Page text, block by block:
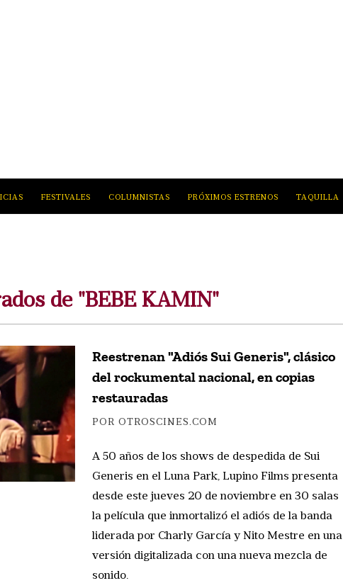
FESTIVALES COLUMNISTAS PRÓXIMOS ESTRENOS TAQUILLA
de "BEBE KAMIN"
Reestrenan "Adiós Sui Generis", clásico
del rockumental nacional, en copias
restauradas
POR OTROSCINES.COM
A 50 años de los shows de despedida de Sui
Generis en el Luna Park, Lupino Films presenta
desde este jueves 20 de noviembre en 30 salas
la película que inmortalizó el adiós de la banda
liderada por Charly García y Nito Mestre en una
versión digitalizada con una nueva mezcla de
sonido.